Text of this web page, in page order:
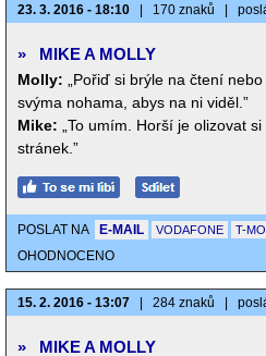
23. 3. 2016 - 18:10 170 znaků
» MIKE A MOLLY
Molly:
„Pořiď si brýle na čtení
svýma nohama, abys na ni viděl.”
Mike:
„To umím. Horší je olizovat
stránek.”
POSLAT NA E-MAIL VODAFONE T-
OHODNOCENO
15. 2. 2016 - 13:07 284 znaků
» MIKE A MOLLY